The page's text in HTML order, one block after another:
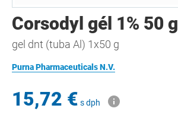
Corsodyl gél 1% 50 g
gel dnt (tuba Al) 1x50 g
Purna Pharmaceuticals N.V.
15,72 € s dph